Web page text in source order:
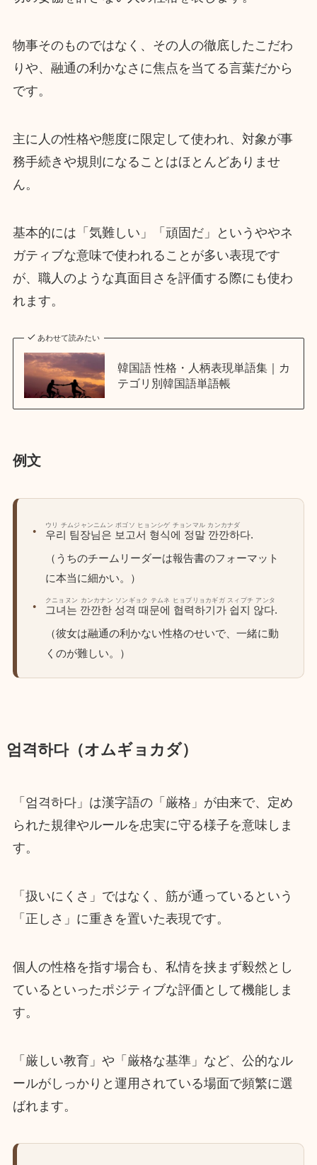
物事そのものではなく、その人の徹底したこだわ
りや、融通の利かなさに焦点を当てる言葉だから
です。
主に人の性格や態度に限定して使われ、対象が事
務手続きや規則になることはほとんどありませ
ん。
基本的には「気難しい」「頑固だ」というややネ
ガティブな意味で使われることが多い表現です
が、職人のような真面目さを評価する際にも使わ
れます。
あわせて読みたい
韓国語 性格・人柄表現単語集｜カ
テゴリ別韓国語単語帳
例文
우리 팀장님은 보고서 형식에 정말 깐깐하다.
ウリ チムジャンニムン ポゴソ ヒョンシゲ チョンマル カンカナダ
（うちのチームリーダーは報告書のフォーマット
に本当に細かい。）
그녀는 깐깐한 성격 때문에 협력하기가 쉽지 않다.
クニョヌン カンカナン ソンギョク テムネ ヒョプリョカギガ スィプチ アンタ
（彼女は融通の利かない性格のせいで、一緒に動
くのが難しい。）
엄격하다（オムギョカダ）
「엄격하다」は漢字語の「厳格」が由来で、定め
られた規律やルールを忠実に守る様子を意味しま
す。
「扱いにくさ」ではなく、筋が通っているという
「正しさ」に重きを置いた表現です。
個人の性格を指す場合も、私情を挟まず毅然とし
ているといったポジティブな評価として機能しま
す。
「厳しい教育」や「厳格な基準」など、公的なル
ールがしっかりと運用されている場面で頻繁に選
ばれます。